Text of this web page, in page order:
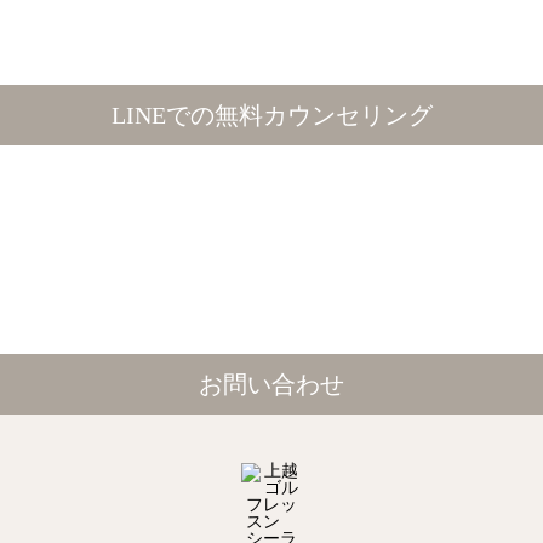
LINEでの無料カウンセリング
お問い合わせ